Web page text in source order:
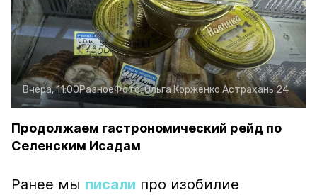
Вчера, 11:00РазноеФото:Ольга Корженко Астрахань 24
Продолжаем гастрономический рейд по
Селенским Исадам
Ранее мы писали про изобилие